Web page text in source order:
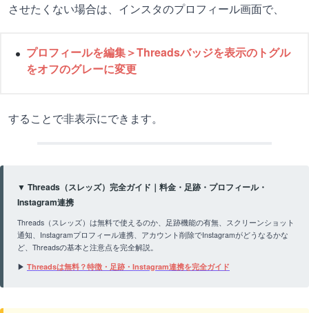
させたくない場合は、インスタのプロフィール画面で、
プロフィールを編集＞Threadsバッジを表示のトグル
をオフのグレーに変更
することで非表示にできます。
▼ Threads（スレッズ）完全ガイド｜料金・足跡・プロフィール・
Instagram連携
Threads（スレッズ）は無料で使えるのか、足跡機能の有無、スクリーンショット
通知、Instagramプロフィール連携、アカウント削除でInstagramがどうなるかな
ど、Threadsの基本と注意点を完全解説。
▶ Threadsは無料？特徴・足跡・Instagram連携を完全ガイド